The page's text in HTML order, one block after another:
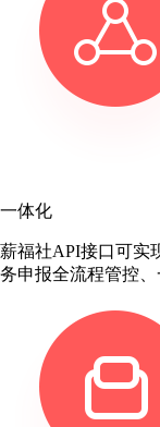
一体化
薪福社API接口可实
务申报全流程管控